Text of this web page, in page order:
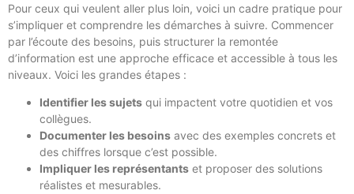
Pour ceux qui veulent aller plus loin, voici un cadre pratique pour
s’impliquer et comprendre les démarches à suivre. Commencer
par l’écoute des besoins, puis structurer la remontée
d’information est une approche efficace et accessible à tous les
niveaux. Voici les grandes étapes :
Identifier les sujets qui impactent votre quotidien et vos
collègues.
Documenter les besoins avec des exemples concrets et
des chiffres lorsque c’est possible.
Impliquer les représentants et proposer des solutions
réalistes et mesurables.